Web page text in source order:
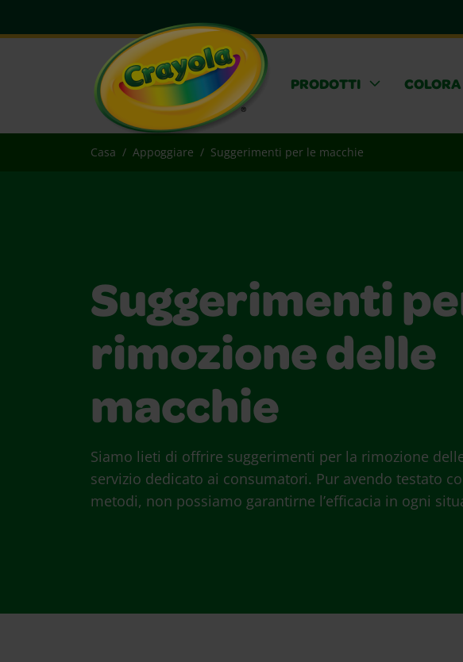
PRODOTTI COLORA
Casa Appoggiare Suggerimenti per le macchie
Suggerimenti
rimozione delle
macchie
Siamo lieti di offrire suggerimenti per la rimozione
servizio dedicato ai consumatori. Pur avendo testato
metodi, non possiamo garantirne l’efficacia in ogni